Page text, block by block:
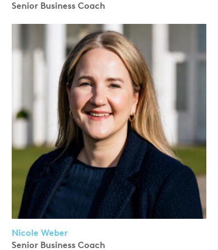
Senior Business Coach
Nicole Weber
Senior Business Coach